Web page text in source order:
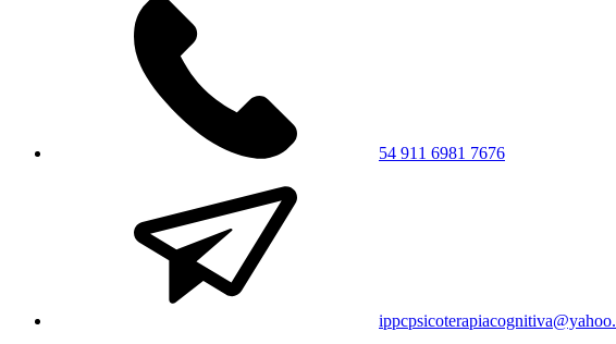
54 911 6981 7676